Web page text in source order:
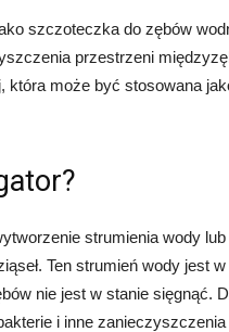
szczoteczka do zębów
przestrzeni
może być stosowana
strumienia wody
Ten strumień wody jest
nie jest w stanie sięgnąć.
i inne